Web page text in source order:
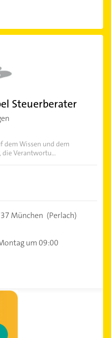
Steuerberater
dem Wissen und dem
die Verantwortu...
München (Perlach)
um 09:00